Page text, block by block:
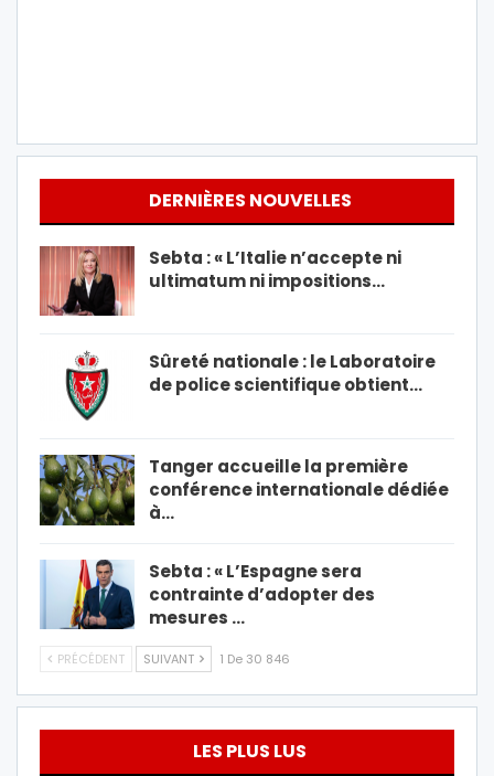
DERNIÈRES NOUVELLES
Sebta : « L’Italie n’accepte ni
ultimatum ni impositions…
Sûreté nationale : le Laboratoire
de police scientifique obtient…
Tanger accueille la première
conférence internationale dédiée
à…
Sebta : « L’Espagne sera
contrainte d’adopter des
mesures …
PRÉCÉDENT SUIVANT 1 De 30 846
LES PLUS LUS